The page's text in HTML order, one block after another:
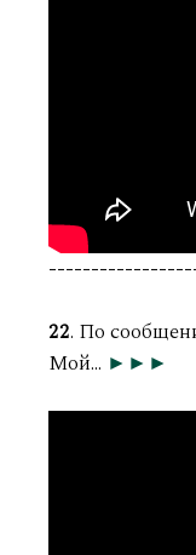
22. По
Мой... ►►►